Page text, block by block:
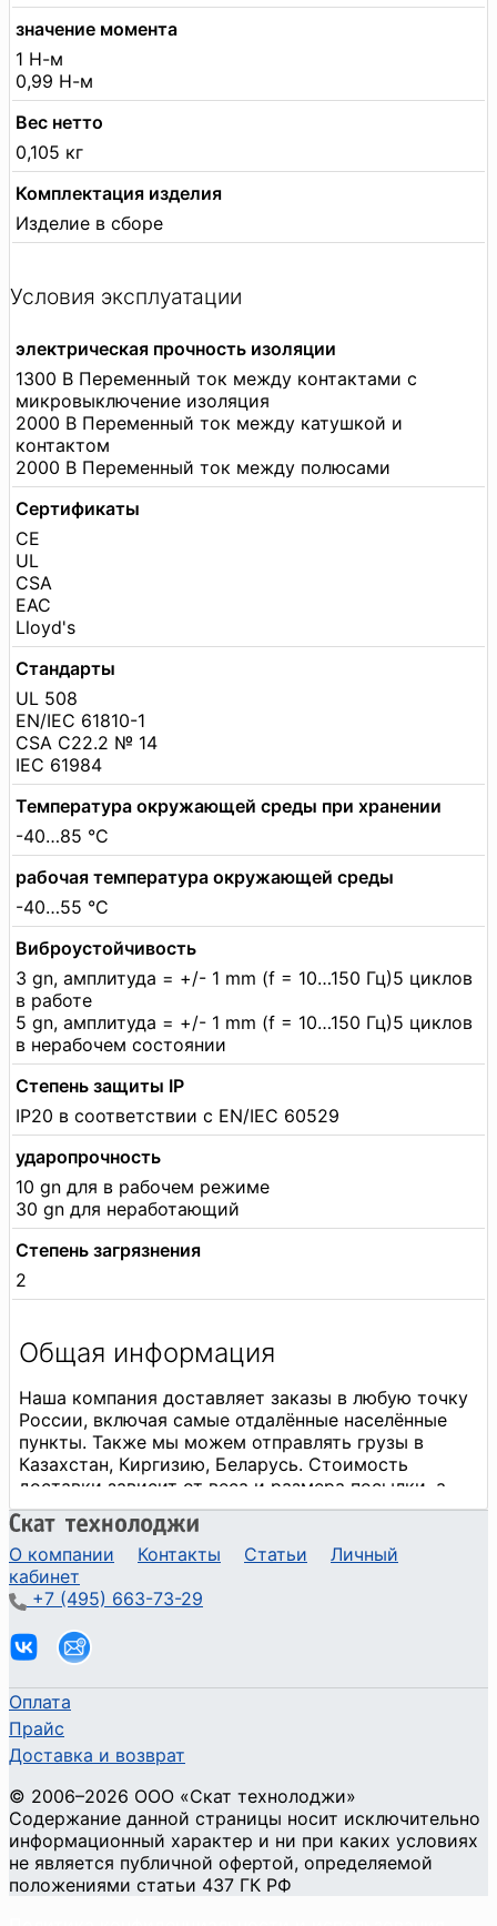
значение момента
1 Н-м
0,99 Н-м
Вес нетто
0,105 кг
Комплектация изделия
Изделие в сборе
Условия эксплуатации
электрическая прочность изоляции
1300 В Переменный ток между контактами с
микровыключение изоляция
2000 В Переменный ток между катушкой и
контактом
2000 В Переменный ток между полюсами
Сертификаты
CE
UL
CSA
EAC
Lloyd's
Стандарты
UL 508
EN/IEC 61810-1
CSA C22.2 № 14
IEC 61984
Температура окружающей среды при хранении
-40…85 °C
рабочая температура окружающей среды
-40…55 °C
Виброустойчивость
3 gn, амплитуда = +/- 1 mm (f = 10…150 Гц)5 циклов
в работе
5 gn, амплитуда = +/- 1 mm (f = 10…150 Гц)5 циклов
в нерабочем состоянии
Степень защиты IP
IP20 в соответствии с EN/IEC 60529
ударопрочность
10 gn для в рабочем режиме
30 gn для неработающий
Степень загрязнения
2
О компании Контакты Статьи
Личный
кабинет
+7 (495) 663-73-29
Оплата
Прайс
Доставка и возврат
© 2006–2026 ООО «Скат технолоджи»
Содержание данной страницы носит исключительно
информационный характер и ни при каких условиях
не является публичной офертой, определяемой
положениями статьи 437 ГК РФ